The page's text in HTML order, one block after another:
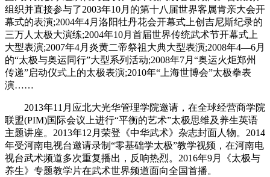
组织并直接参与了2003年10月的第十八届世界客属肯亲大会开
幕式的表演;2004年4月洛阳牡丹花会开幕式上创吉尼斯纪录的
三万人太极大演练;2004年10月首届世界传统武术节开幕式上
大型表演;2007年4月炎黄二帝祭祖大典大型表演;2008年4—6月
的“太极与奥运同行”大型系列活动;2008年7月“奥运火炬郑州
传递”启动仪式上的太极表演;2010年“上海世博会”太极拳表
演……
2013年11月应北大光华管理学院邀请，在全球经营商学院
联盟(PIM)国际会议上进行“平衡的艺术”太极思维及养生英语
主题讲座。2013年12月荣登《中华武术》杂志封面人物。2014
年受河南电视台邀请录制“零基础学太极”教学视频，在河南电
视台武术频道多次重复播出，反响热烈。2016年9月《太极与
养生》专题教学片在武术世界频道面向全国首播。